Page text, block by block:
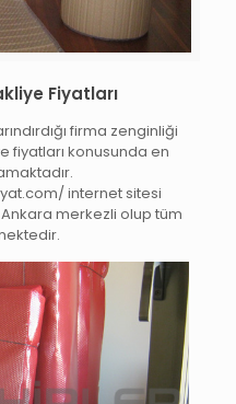
Fiyatları
firma zenginliği
fiyatları konusunda en
internet sitesi
merkezli olup tüm